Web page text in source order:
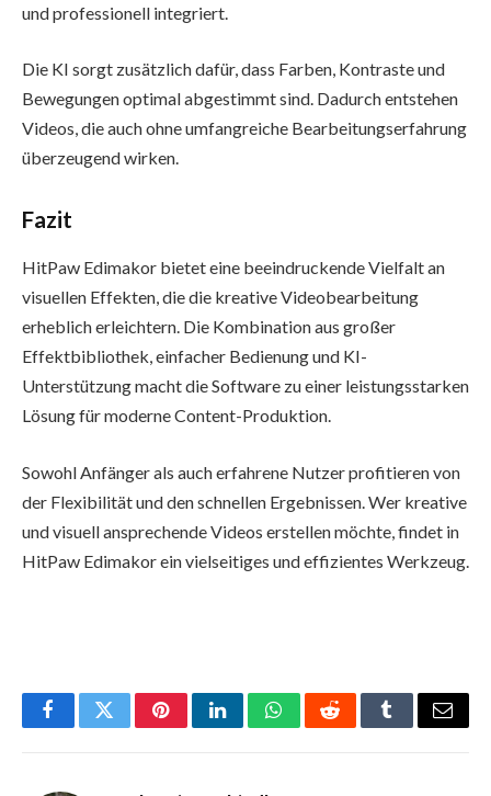
und professionell integriert.
Die KI sorgt zusätzlich dafür, dass Farben, Kontraste und
Bewegungen optimal abgestimmt sind. Dadurch entstehen
Videos, die auch ohne umfangreiche Bearbeitungserfahrung
überzeugend wirken.
Fazit
HitPaw Edimakor bietet eine beeindruckende Vielfalt an
visuellen Effekten, die die kreative Videobearbeitung
erheblich erleichtern. Die Kombination aus großer
Effektbibliothek, einfacher Bedienung und KI-
Unterstützung macht die Software zu einer leistungsstarken
Lösung für moderne Content-Produktion.
Sowohl Anfänger als auch erfahrene Nutzer profitieren von
der Flexibilität und den schnellen Ergebnissen. Wer kreative
und visuell ansprechende Videos erstellen möchte, findet in
HitPaw Edimakor ein vielseitiges und effizientes Werkzeug.
FacebookTwitterPinterestLinkedInWhatsAppRedditTumblrEmail